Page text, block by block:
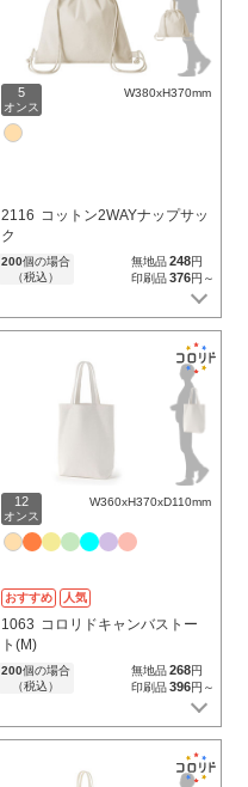
5
オンス
W380xH370mm
2116 コットン2WAYナップサッ
ク
200個の場合
（税込）
無地品248円
印刷品376円～
12
オンス
W360xH370xD110mm
おすすめ 人気
1063 コロリドキャンバストー
ト(M)
200個の場合
（税込）
無地品268円
印刷品396円～